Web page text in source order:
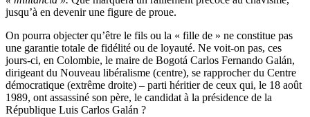
jusqu’à en devenir une figure de proue.
On pourra objecter qu’être le fils ou la « fille de » ne constitue pas
une garantie totale de fidélité ou de loyauté. Ne voit-on pas, ces
jours-ci, en Colombie, le maire de Bogotá Carlos Fernando Galán,
dirigeant du Nouveau libéralisme (centre), se rapprocher du Centre
démocratique (extrême droite) – parti héritier de ceux qui, le 18 août
1989, ont assassiné son père, le candidat à la présidence de la
République Luis Carlos Galán ?